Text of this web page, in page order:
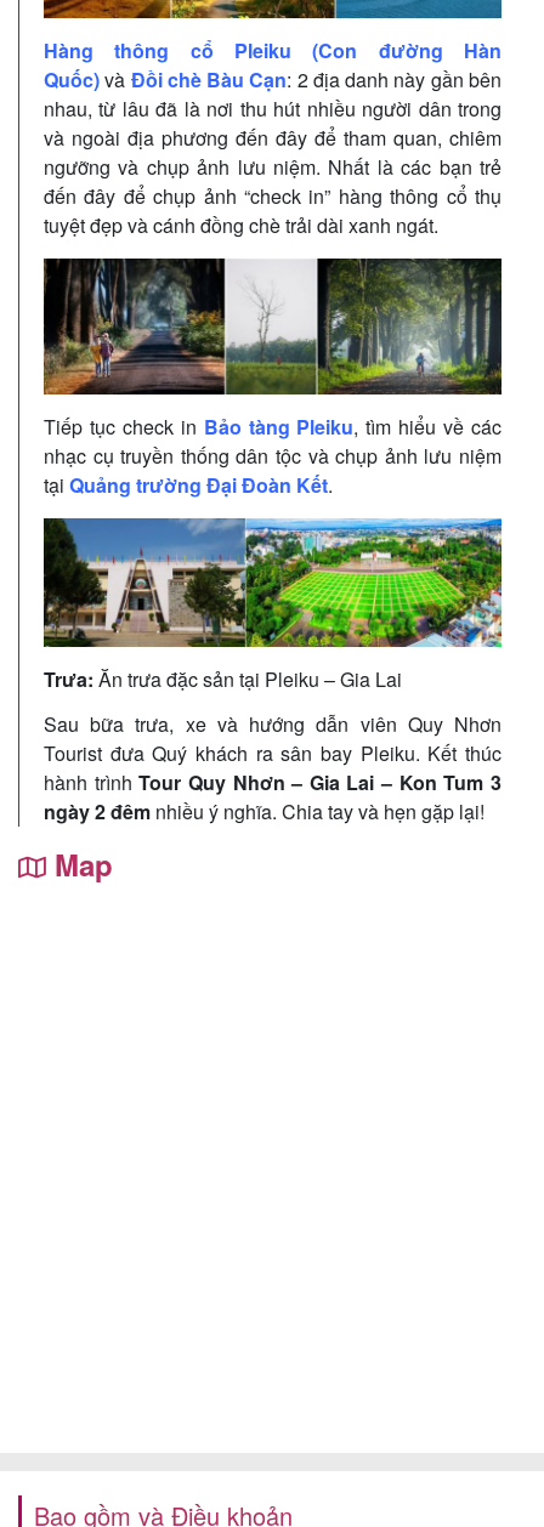
Hàng thông cổ Pleiku (Con đường Hàn
Quốc)và Đồi chè Bàu Cạn: 2 địa danh này gần bên
nhau, từ lâu đã là nơi thu hút nhiều người dân trong
và ngoài địa phương đến đây để tham quan, chiêm
ngưỡng và chụp ảnh lưu niệm. Nhất là các bạn trẻ
đến đây để chụp ảnh “check in” hàng thông cổ thụ
tuyệt đẹp và cánh đồng chè trải dài xanh ngát.
Tiếp tục check in Bảo tàng Pleiku, tìm hiểu về các
nhạc cụ truyền thống dân tộc và chụp ảnh lưu niệm
tại Quảng trường Đại Đoàn Kết.
Trưa: Ăn trưa đặc sản tại Pleiku – Gia Lai
Sau bữa trưa, xe và hướng dẫn viên Quy Nhơn
Tourist đưa Quý khách ra sân bay Pleiku. Kết thúc
hành trìnhTour Quy Nhơn – Gia Lai – Kon Tum 3
ngày 2 đêm nhiều ý nghĩa. Chia tay và hẹn gặp lại!
Map
Bao gồm và Điều khoản